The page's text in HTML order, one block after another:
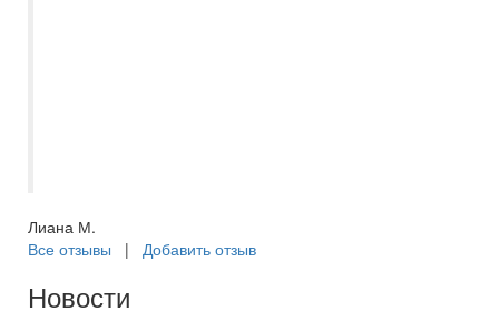
Лиана М.
Все отзывы | Добавить отзыв
Новости